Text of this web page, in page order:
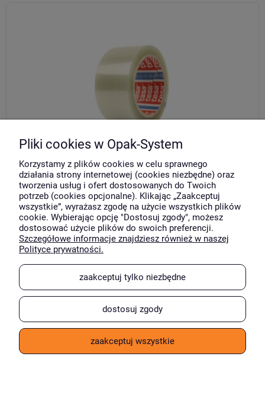
krótki opis
Taśma pakowa PET tesa 60412 50x66 transparentna
Ilość sztuk
Cena za szt.
Od 1 szt.:
13,97 złnetto
Od 36 szt.: 13,54 złnetto
13,25 zł
Od 2376 szt.: 12,54 złnetto
Pliki cookies w Opak-System
Korzystamy z plików cookies w celu sprawnego
działania strony internetowej (cookies niezbędne) oraz
tworzenia usług i ofert dostosowanych do Twoich
potrzeb (cookies opcjonalne). Klikając „Zaakceptuj
wszystkie”, wyrażasz zgodę na użycie wszystkich plików
cookie. Wybierając opcję "Dostosuj zgody", możesz
dostosować użycie plików do swoich preferencji.
Szczegółowe informacje znajdziesz również w naszej
Polityce prywatności.
zaakceptuj tylko niezbędne
dostosuj zgody
zaakceptuj wszystkie